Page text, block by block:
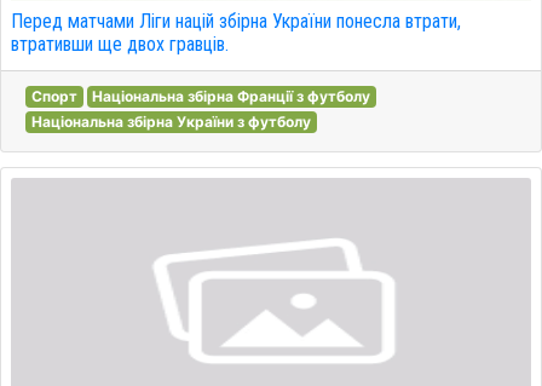
Перед матчами Ліги націй збірна України понесла втрати,
втративши ще двох гравців.
Спорт
Національна збірна Франції з футболу
Національна збірна України з футболу